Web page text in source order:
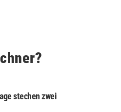
stechen zwei